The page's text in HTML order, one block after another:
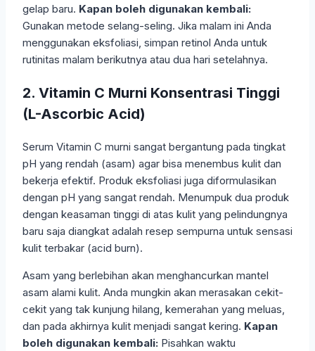
gelap baru. Kapan boleh digunakan kembali:
Gunakan metode selang-seling. Jika malam ini Anda
menggunakan eksfoliasi, simpan retinol Anda untuk
rutinitas malam berikutnya atau dua hari setelahnya.
2. Vitamin C Murni Konsentrasi Tinggi
(L-Ascorbic Acid)
Serum Vitamin C murni sangat bergantung pada tingkat
pH yang rendah (asam) agar bisa menembus kulit dan
bekerja efektif. Produk eksfoliasi juga diformulasikan
dengan pH yang sangat rendah. Menumpuk dua produk
dengan keasaman tinggi di atas kulit yang pelindungnya
baru saja diangkat adalah resep sempurna untuk sensasi
kulit terbakar (acid burn).
Asam yang berlebihan akan menghancurkan mantel
asam alami kulit. Anda mungkin akan merasakan cekit-
cekit yang tak kunjung hilang, kemerahan yang meluas,
dan pada akhirnya kulit menjadi sangat kering. Kapan
boleh digunakan kembali: Pisahkan waktu